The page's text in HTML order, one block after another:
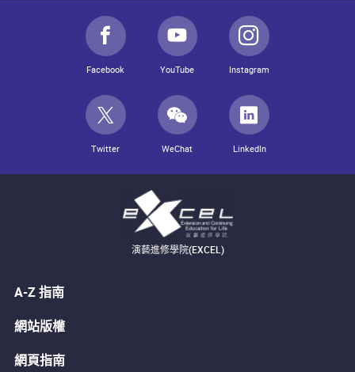
Facebook YouTube Instagram
Twitter WeChat LinkedIn
演藝進修學院(EXCEL)
A-Z 指南
網站版權
網頁指南